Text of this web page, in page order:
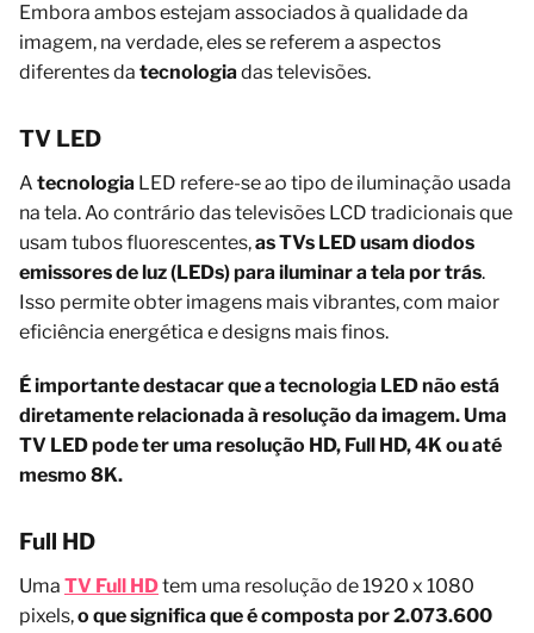
Embora ambos estejam associados à qualidade da
imagem, na verdade, eles se referem a aspectos
diferentes da tecnologiadas televisões.
TV LED
A tecnologia LED refere-se ao tipo de iluminação usada
na tela. Ao contrário das televisões LCD tradicionais que
usam tubos fluorescentes,as TVs LED usam diodos
emissores de luz (LEDs) para iluminar a tela por trás.
Isso permite obter imagens mais vibrantes, com maior
eficiência energética e designs mais finos.
É importante destacar que a tecnologia LED não está
diretamente relacionada à resolução da imagem. Uma
TV LED pode ter uma resolução HD, Full HD, 4K ou até
mesmo 8K.
Full HD
Uma TV Full HDtem uma resolução de 1920 x 1080
pixels,o que significa que é composta por 2.073.600